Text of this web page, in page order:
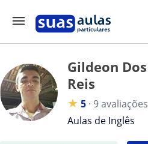
Gildeon Dos
Reis
★ 5 · 9 avaliações
Aulas de Inglês